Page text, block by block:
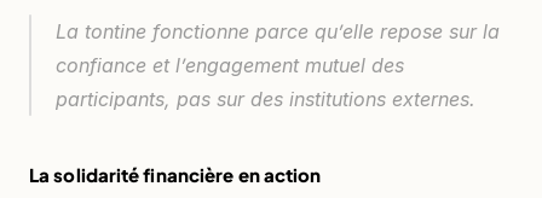
La tontine fonctionne parce qu’elle repose sur la
confiance et l’engagement mutuel des
participants, pas sur des institutions externes.
La solidarité financière en action